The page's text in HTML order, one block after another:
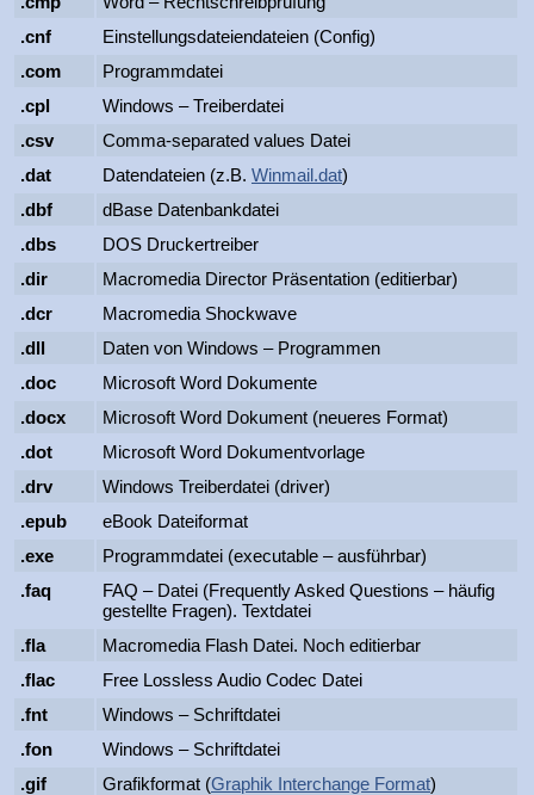
.cnf
Einstellungsdateiendateien (Config)
.com
Programmdatei
.cpl
Windows – Treiberdatei
.csv
Comma-separated values Datei
.dat
Datendateien (z.B. Winmail.dat)
.dbf
dBase Datenbankdatei
.dbs
DOS Druckertreiber
.dir
Macromedia Director Präsentation (editierbar)
.dcr
Macromedia Shockwave
.dll
Daten von Windows – Programmen
.doc
Microsoft Word Dokumente
.docx
Microsoft Word Dokument (neueres Format)
.dot
Microsoft Word Dokumentvorlage
.drv
Windows Treiberdatei (driver)
.epub
eBook Dateiformat
.exe
Programmdatei (executable – ausführbar)
.faq
FAQ – Datei (Frequently Asked Questions – häufig
gestellte Fragen). Textdatei
.fla
Macromedia Flash Datei. Noch editierbar
.flac
Free Lossless Audio Codec Datei
.fnt
Windows – Schriftdatei
.fon
Windows – Schriftdatei
.gif
Grafikformat (Graphik Interchange Format)